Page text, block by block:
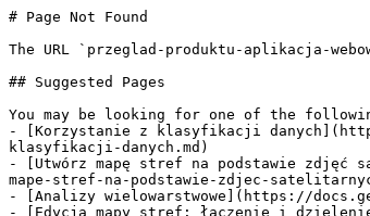
# Page Not Found
The URL `przeglad-produktu-aplikacja-
## Suggested Pages
You may be looking for one of the
- [Korzystanie z klasyfikacji
klasyfikacji-danych.md)
- [Utwórz mapę stref na podstawie zdjęć
mape-stref-na-podstawie-zdjec-
- [Analizy wielowarstwowe](https://
- [Edycja mapy stref: łączenie i